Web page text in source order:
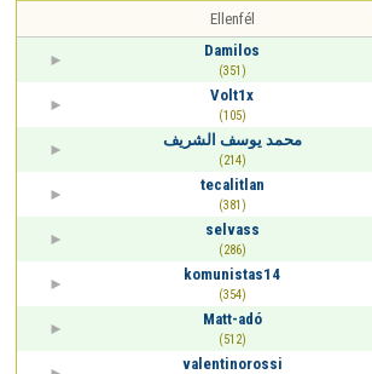
Ellenfél
Damilos
(351)
Volt1x
(105)
محمد يوسف الشريف
(214)
tecalitlan
(381)
selvass
(286)
komunistas14
(354)
Matt-adó
(512)
valentinorossi